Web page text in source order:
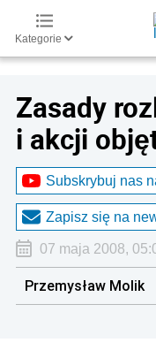
Kategorie
Zasady
i akcji
Subskrybuj nas
Zapisz się na
07 maja 2008,
Przemysław Molik